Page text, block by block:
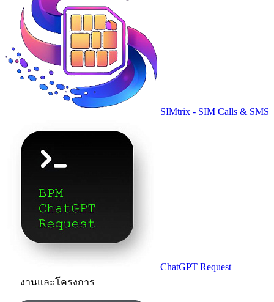
SIMtrix - SIM Calls & SMS
ChatGPT Request
งานและโครงการ